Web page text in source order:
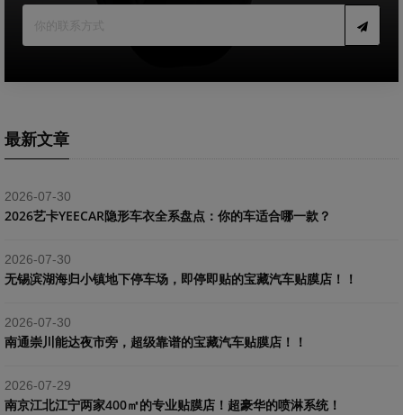
最新文章
2026-07-30
2026艺卡YEECAR隐形车衣全系盘点：你的车适合哪一款？
2026-07-30
​无锡滨湖海归小镇地下停车场，即停即贴的宝藏汽车贴膜店！！
2026-07-30
南通崇川能达夜市旁，超级靠谱的宝藏汽车贴膜店！！
2026-07-29
南京江北江宁两家400㎡的专业贴膜店！超豪华的喷淋系统！